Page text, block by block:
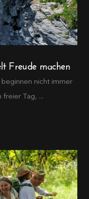
Freude machen
nicht immer
Tag, ...